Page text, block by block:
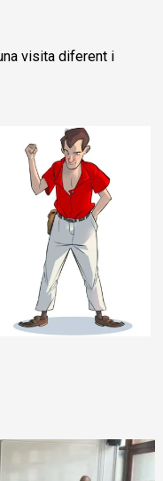
visita diferent i